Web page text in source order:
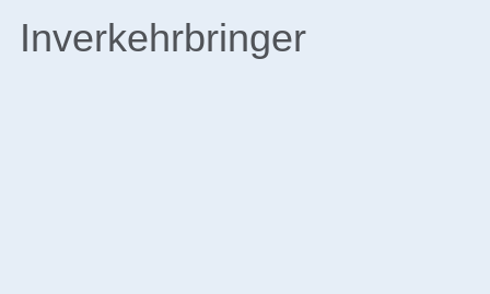
Inverkehrbringer